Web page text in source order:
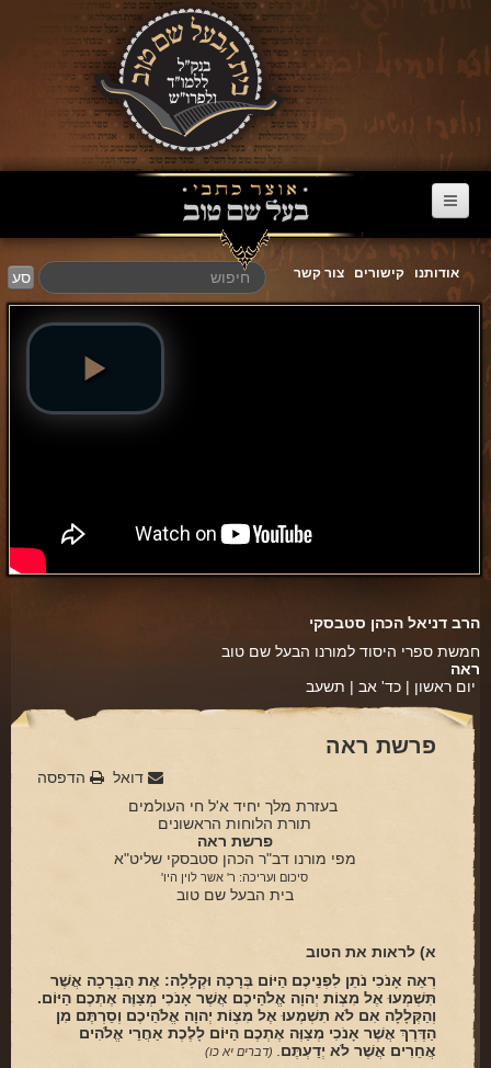
דף הבית
ערוץ הבעל שם טוב
פינת הלכה
נצח
מלכות
סיפורי הבעל שם טוב
ארכיון
תרומות
סע אודותנו קישורים צור קשר
הרב דניאל הכהן סטבסקי
חמשת ספרי היסוד למורנו הבעל שם טוב
ראה
יום ראשון | כד' אב | תשעב
פרשת ראה
הדפסה
דואל
בעזרת מלך יחיד א'ל חי העולמים
תורת הלוחות הראשונים
פרשת ראה
מפי מורנו דב"ר הכהן סטבסקי שליט"א
סיכום ועריכה: ר' אשר לוין היו'
בית הבעל שם טוב
א) לראות את הטוב
רְאֵה אָנֹכִי נֹתֵן לִפְנֵיכֶם הַיּוֹם בְּרָכָה וּקְלָלָה: אֶת הַבְּרָכָה אֲשֶׁר
תִּשְׁמְעוּ אֶל מִצְוֹת יְהוָה אֱלֹהֵיכֶם אֲשֶׁר אָנֹכִי מְצַוֶּה אֶתְכֶם הַיּוֹם.
וְהַקְּלָלָה אִם לֹא תִשְׁמְעוּ אֶל מִצְוֹת יְהוָה אֱלֹהֵיכֶם וְסַרְתֶּם מִן
הַדֶּרֶךְ אֲשֶׁר אָנֹכִי מְצַוֶּה אֶתְכֶם הַיּוֹם לָלֶכֶת אַחֲרֵי אֱלֹהִים
אֲחֵרִים אֲשֶׁר לֹא יְדַעְתֶּם. (דברים יא כו)